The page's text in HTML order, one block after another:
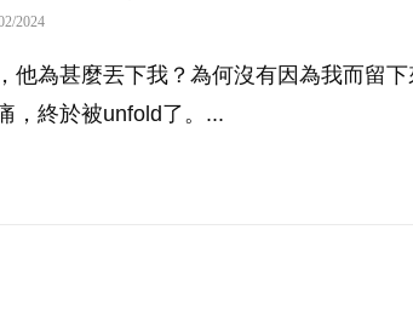
2024
他為甚麼丟下我？為何沒有因為我而留
，終於被unfold了。...